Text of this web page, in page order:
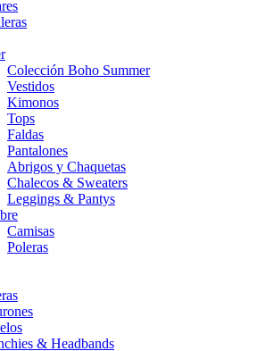
Colección Boho Summer
Vestidos
Kimonos
Tops
Faldas
Pantalones
Abrigos y Chaquetas
Chalecos & Sweaters
Leggings & Pantys
Camisas
Poleras
& Headbands